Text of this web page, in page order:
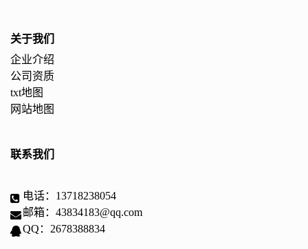
关于我们
企业介绍
公司资质
txt地图
网站地图
联系我们
电话：13718238054
邮箱：43834183@qq.com
QQ：2678388834